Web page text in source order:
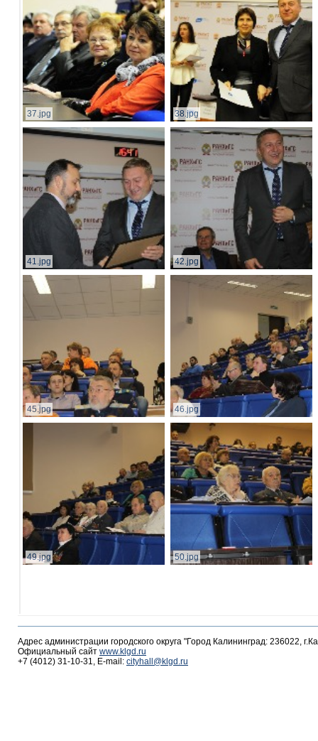
37.jpg 38.jpg
41.jpg 42.jpg
45.jpg 46.jpg
49.jpg 50.jpg
Адрес администрации городского округа "Город Калининград: 236022,
Официальный сайт www.klgd.ru
+7 (4012) 31-10-31, E-mail: cityhall@klgd.ru